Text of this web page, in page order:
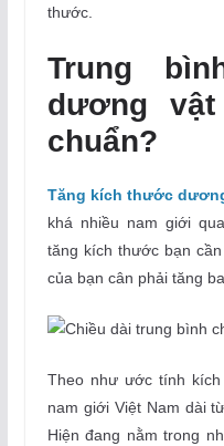
thước.
Trung
dương
chuẩn?
Tăng kích thước
khá nhiều nam giới
tăng kích thước bạn
của bạn cân phải tăng
Theo như ước tính
nam giới Việt Nam dài
Hiện đang nằm trong